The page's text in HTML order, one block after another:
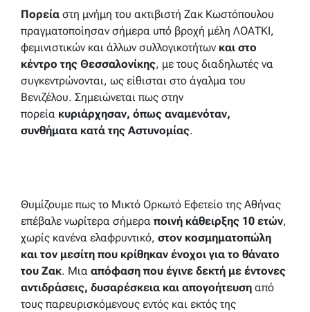
Πορεία στη μνήμη του ακτιβιστή Ζακ Κωστόπουλου
πραγματοποίησαν σήμερα υπό βροχή μέλη ΛΟΑΤΚΙ,
φεμινιστικών και άλλων συλλογικοτήτων και στο
κέντρο της Θεσσαλονίκης, με τους διαδηλωτές να
συγκεντρώνονται, ως είθισται στο άγαλμα του
Βενιζέλου. Σημειώνεται πως στην
πορεία κυριάρχησαν, όπως αναμενόταν,
συνθήματα κατά της Αστυνομίας.
Θυμίζουμε πως το Μικτό Ορκωτό Εφετείο της Αθήνας
επέβαλε νωρίτερα σήμερα ποινή κάθειρξης 10 ετών,
χωρίς κανένα ελαφρυντικό, στον κοσμηματοπώλη
και τον μεσίτη που κρίθηκαν ένοχοι για το θάνατο
του Ζακ. Μια απόφαση που έγινε δεκτή με έντονες
αντιδράσεις, δυσαρέσκεια και απογοήτευση από
τους παρευρισκόμενους εντός και εκτός της